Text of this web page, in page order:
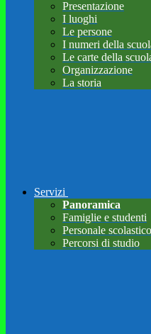
Presentazione
I luoghi
Le persone
I numeri della
Le carte della
Organizzazione
La storia
Servizi
Panoramica
Famiglie e studenti
Personale scolastico
Percorsi di studio